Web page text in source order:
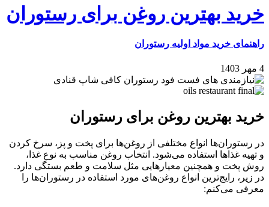
خرید بهترین روغن‌ برای رستوران
راهنمای خرید مواد اولیه رستوران
4 مهر 1403
خرید بهترین روغن‌ برای رستوران
در رستوران‌ها انواع مختلفی از روغن‌ها برای پخت و پز، سرخ کردن
و تهیه غذاها استفاده می‌شود. انتخاب روغن مناسب به نوع غذا،
روش پخت و همچنین معیارهایی مثل سلامت و طعم بستگی دارد.
در زیر، رایج‌ترین انواع روغن‌های مورد استفاده در رستوران‌ها را
معرفی می‌کنم: